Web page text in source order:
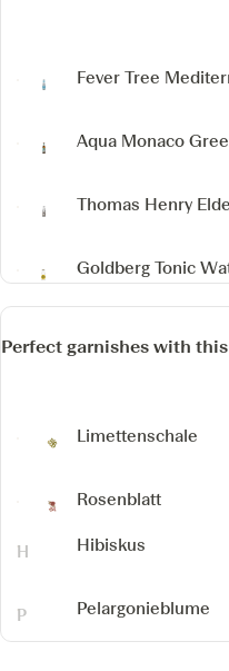
Fever Tree
Aqua Monaco
Thomas Henry
Goldberg Tonic
Perfect garnishes with
Limettenschale
Rosenblatt
Hibiskus
Pelargonieblume